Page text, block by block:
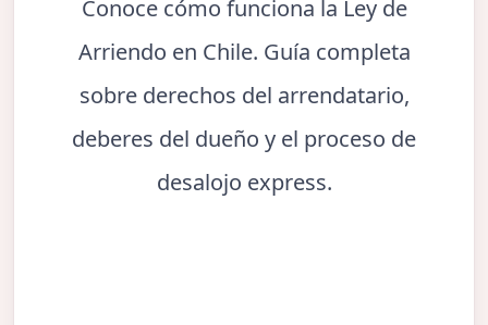
Conoce cómo funciona la Ley de
Arriendo en Chile. Guía completa
sobre derechos del arrendatario,
deberes del dueño y el proceso de
desalojo express.